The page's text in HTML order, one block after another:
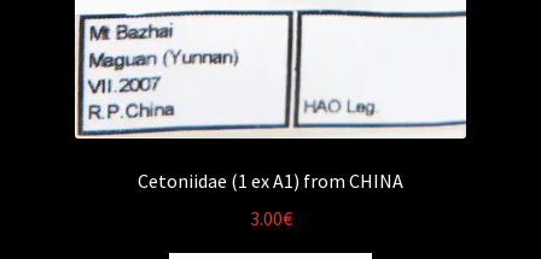
Cetoniidae (1 ex A1) from CHINA
3.00€